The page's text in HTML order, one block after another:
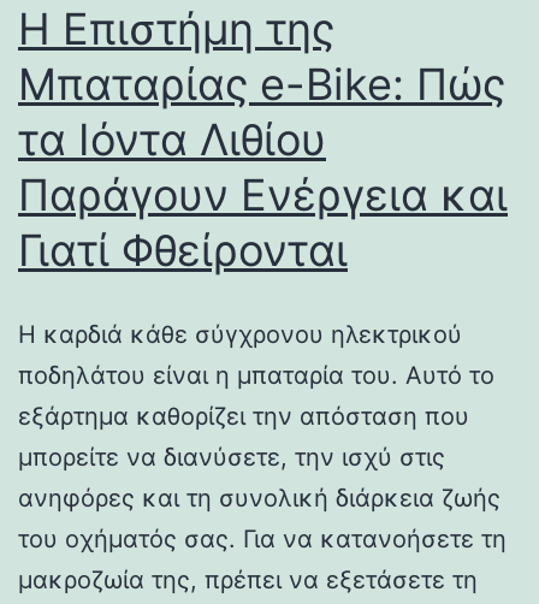
Η Επιστήμη της
Μπαταρίας e-Bike: Πώς
τα Ιόντα Λιθίου
Παράγουν Ενέργεια και
Γιατί Φθείρονται
Η καρδιά κάθε σύγχρονου ηλεκτρικού
ποδηλάτου είναι η μπαταρία του. Αυτό το
εξάρτημα καθορίζει την απόσταση που
μπορείτε να διανύσετε, την ισχύ στις
ανηφόρες και τη συνολική διάρκεια ζωής
του οχήματός σας. Για να κατανοήσετε τη
μακροζωία της, πρέπει να εξετάσετε τη